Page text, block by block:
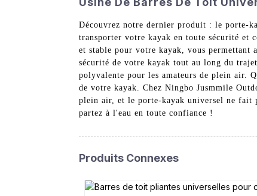
Découvrez notre dernier produit : le porte-
transporter votre kayak en toute sécurité et
et stable pour votre kayak, vous permettant
sécurité de votre kayak tout au long du
polyvalente pour les amateurs de plein air.
de votre kayak. Chez Ningbo Jusmmile
plein air, et le porte-kayak universel ne fait
partez à l'eau en toute confiance !
Produits Connexes